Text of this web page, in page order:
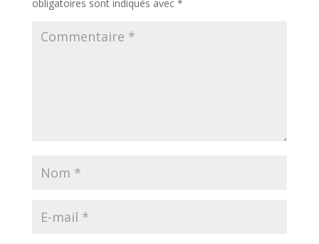
obligatoires sont indiqués avec *